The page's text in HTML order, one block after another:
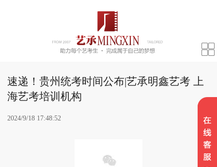
速递！贵州统考时间公布|艺承明鑫艺考 上
海艺考培训机构
2024/9/18 17:48:52